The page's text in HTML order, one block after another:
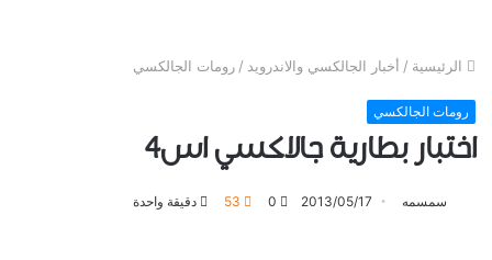
الرئيسية / أخبار الجالكسي والاندرويد / رومات الجالكسي
رومات الجالكسي
اختبار بطارية جالاكسي اس4
سمسمه 2013/05/17
0
53 دقيقة واحدة